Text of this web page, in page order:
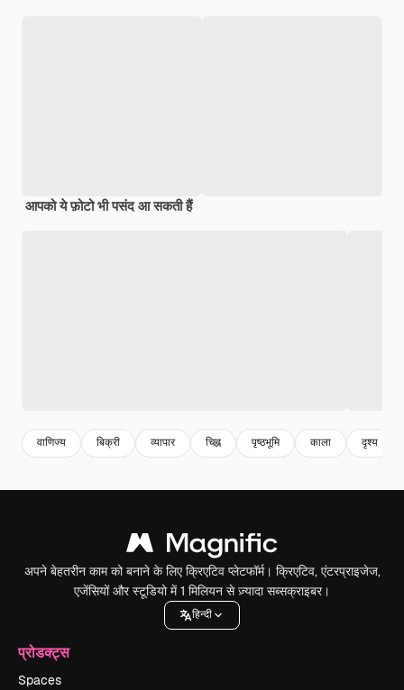
आपको ये फ़ोटो भी पसंद आ सकती हैं
वाणिज्य बिक्री व्यापार चिह्न पृष्ठभूमि काला दृश्य
अपने बेहतरीन काम को बनाने के लिए क्रिएटिव प्लेटफॉर्म। क्रिएटिव, एंटरप्राइजेज,
एजेंसियों और स्टूडियो में 1 मिलियन से ज़्यादा सब्सक्राइबर।
हिन्दी
प्रोडक्ट्स
Spaces